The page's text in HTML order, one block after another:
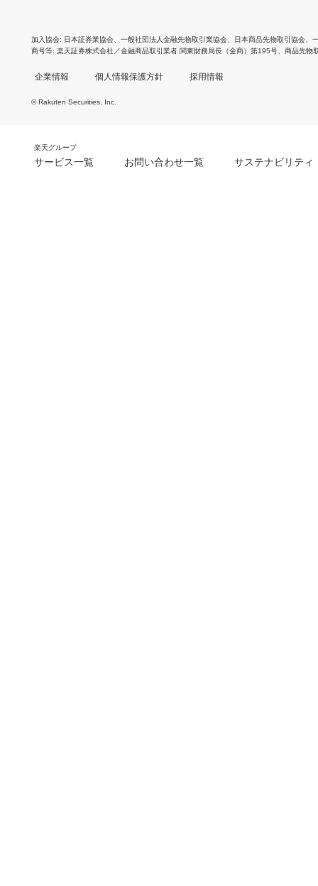
加入協会 日本証券業協会 一般社団法人金融先物取引業協会 日本商品先物取引協会
商号等 楽天証券株式会社／金融商品取引業者 関東財務局長（金商）第195号、商品先物
企業情報 個人情報保護方針 採用情報
© Rakuten Securities, Inc.
楽天グループ
サービス一覧 お問い合わせ一覧 サステナビリティ